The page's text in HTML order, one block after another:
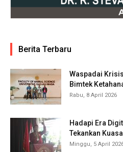
Berita Terbaru
Waspadai
Bimtek
Rabu, 8 April 2026
Hadapi Era
Tekankan
Minggu, 5 April